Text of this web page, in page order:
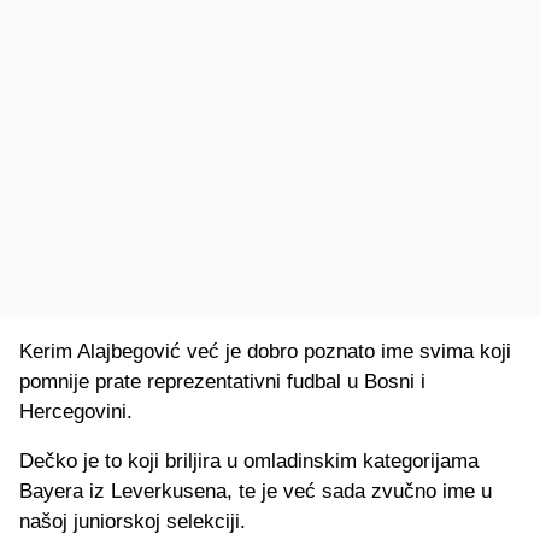
Kerim Alajbegović već je dobro poznato ime svima koji
pomnije prate reprezentativni fudbal u Bosni i
Hercegovini.
Dečko je to koji briljira u omladinskim kategorijama
Bayera iz Leverkusena, te je već sada zvučno ime u
našoj juniorskoj selekciji.